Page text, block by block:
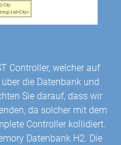
Controller, welcher auf
die Datenbank und
Sie darauf, dass wir
da solcher mit dem
Controller kollidiert.
Datenbank H2. Die